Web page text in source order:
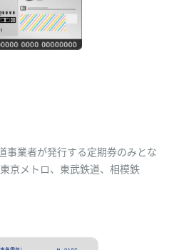
事業者が発行する定期券のみとな
京メトロ、東武鉄道、相模鉄